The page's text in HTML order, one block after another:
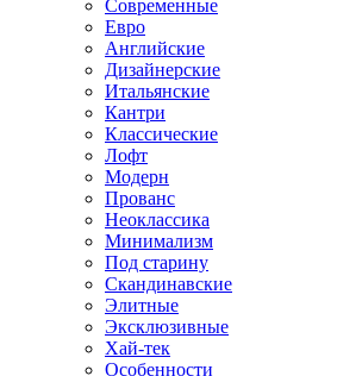
Современные
Евро
Английские
Дизайнерские
Итальянские
Кантри
Классические
Лофт
Модерн
Прованс
Неоклассика
Минимализм
Под старину
Скандинавские
Элитные
Эксклюзивные
Хай-тек
Особенности